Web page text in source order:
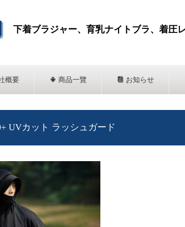
下着ブラジャー、育乳ナイトブラ、着圧
概要 끒 商品一覽 뀴 お知らせ
UVカット ラッシュガード